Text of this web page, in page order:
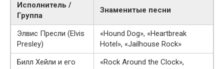
Исполнитель /
Группа
Знаменитые песни
Элвис Пресли (Elvis
Presley)
«Hound Dog», «Heartbreak
Hotel», «Jailhouse Rock»
Билл Хейли и его
«Rock Around the Clock»,